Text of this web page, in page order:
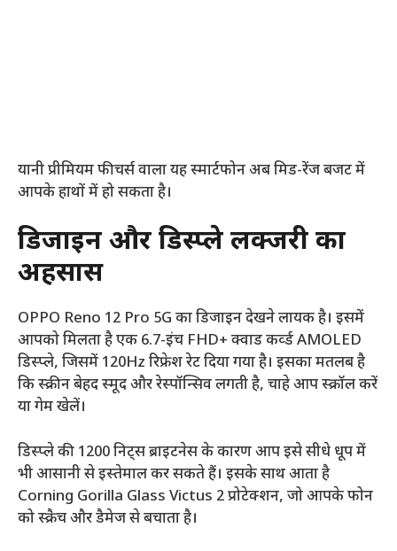
यानी प्रीमियम फीचर्स वाला यह स्मार्टफोन अब मिड-रेंज बजट में
आपके हाथों में हो सकता है।
डिजाइन और डिस्प्ले लक्जरी का
अहसास
OPPO Reno 12 Pro 5G का डिजाइन देखने लायक है। इसमें
आपको मिलता है एक 6.7-इंच FHD+ क्वाड कर्व्ड AMOLED
डिस्प्ले, जिसमें 120Hz रिफ्रेश रेट दिया गया है। इसका मतलब है
कि स्क्रीन बेहद स्मूद और रेस्पॉन्सिव लगती है, चाहे आप स्क्रॉल करें
या गेम खेलें।
डिस्प्ले की 1200 निट्स ब्राइटनेस के कारण आप इसे सीधे धूप में
भी आसानी से इस्तेमाल कर सकते हैं। इसके साथ आता है
Corning Gorilla Glass Victus 2 प्रोटेक्शन, जो आपके फोन
को स्क्रैच और डैमेज से बचाता है।